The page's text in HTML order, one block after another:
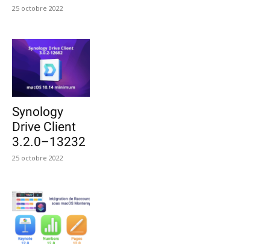
25 octobre 2022
Synology
Drive Client
3.2.0–13232
25 octobre 2022